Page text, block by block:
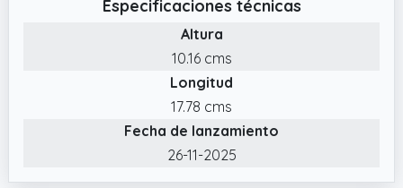
Especificaciones técnicas
Altura
10.16 cms
Longitud
17.78 cms
Fecha de lanzamiento
26-11-2025